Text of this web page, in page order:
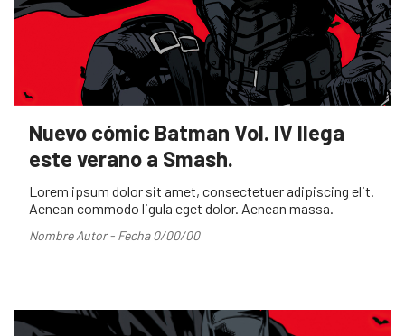
Nuevo cómic Batman Vol. IV llega
este verano a Smash.
Lorem ipsum dolor sit amet, consectetuer adipiscing elit.
Aenean commodo ligula eget dolor. Aenean massa.
Nombre Autor - Fecha 0/00/00